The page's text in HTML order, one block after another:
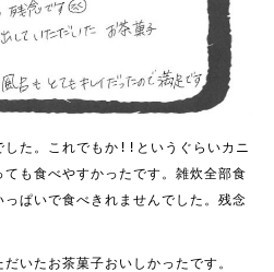
た。
これでもか!!というぐらいカニ
ても食べやすかったです。 雑炊全部食
っぱいで食べきれませんでした。残念
いたお茶菓子おいしかったです。